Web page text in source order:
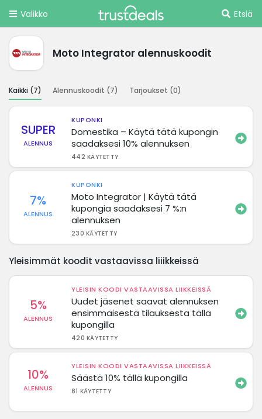
Valikko Etsiä
Moto Integrator alennuskoodit
Kaikki (7) Alennuskoodit (7) Tarjoukset (0)
SUPER
ALENNUS
KUPONKI
Domestika – Käytä tätä kupongin
saadaksesi 10% alennuksen
442 KÄYTETTY
7%
ALENNUS
KUPONKI
Moto Integrator | Käytä tätä
kupongia saadaksesi 7 %:n
alennuksen
230 KÄYTETTY
Yleisimmät koodit vastaavissa liiikkeissä
5%
ALENNUS
YLEISIN KOODI VASTAAVISSA LIIKKEISSÄ
Uudet jäsenet saavat alennuksen
ensimmäisestä tilauksesta tällä
kupongilla
420 KÄYTETTY
10%
ALENNUS
YLEISIN KOODI VASTAAVISSA LIIKKEISSÄ
Säästä 10% tällä kupongilla
81 KÄYTETTY